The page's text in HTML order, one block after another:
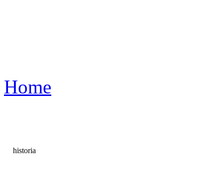
Home
historia